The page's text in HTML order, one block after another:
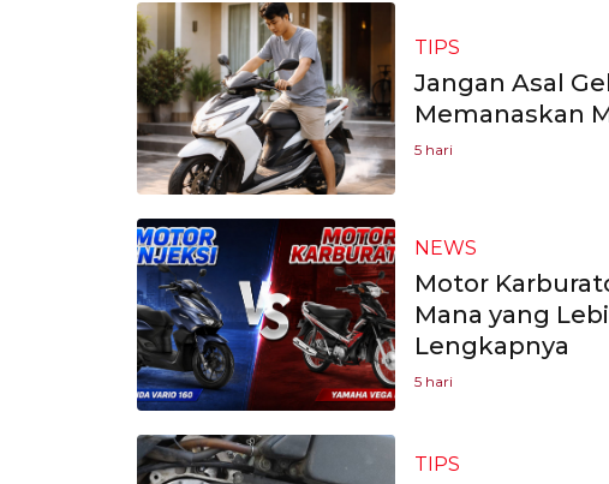
TIPS
Jangan Asal
Memanaskan
5 hari
NEWS
Motor
Mana yang
Lengkapnya
5 hari
TIPS